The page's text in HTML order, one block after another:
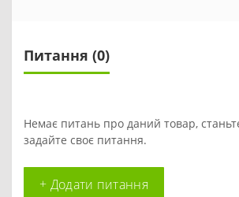
Питання (0)
Немає питань про даний товар,
задайте своє питання.
+ Додати питання